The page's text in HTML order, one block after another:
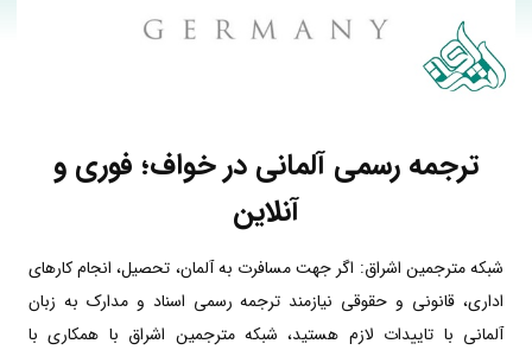
ترجمه رسمی آلمانی در خواف؛ فوری و
آنلاین
شبکه مترجمین اشراق: اگر جهت مسافرت به آلمان، تحصیل، انجام کارهای
اداری، قانونی و حقوقی نیازمند ترجمه رسمی اسناد و مدارک به زبان
آلمانی با تاییدات لازم هستید، شبکه مترجمین اشراق با همکاری با